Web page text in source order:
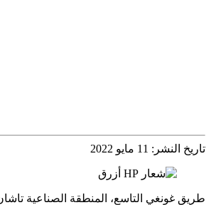
تاريخ النشر: 11 مايو 2022
طريق غونغي التاسع، المنطقة الصناعية